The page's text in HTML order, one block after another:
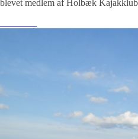
blevet medlem af Holbæk